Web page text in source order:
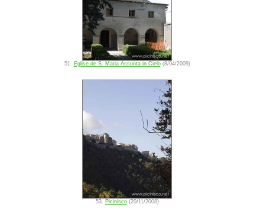
51. Eglise de S. Maria Assunta in Cielo(8/04/2009)
53. Picinisco(20/11/2008)